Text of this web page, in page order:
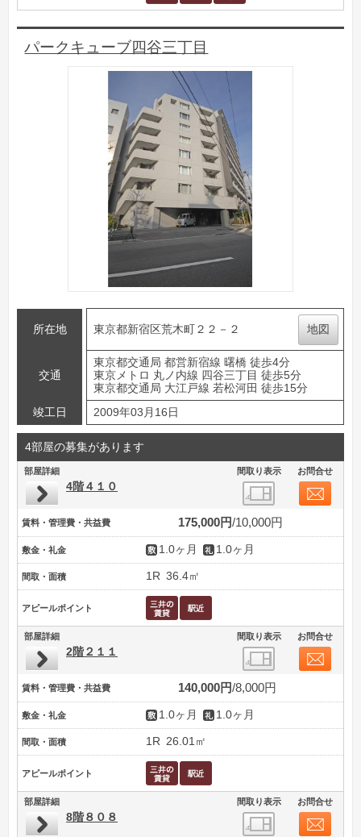
パークキューブ四谷三丁目
所在地 東京都新宿区荒木町２２－２ 地図
交通
東京都交通局 都営新宿線 曙橋 徒歩4分
東京メトロ 丸ノ内線 四谷三丁目 徒歩5分
東京都交通局 大江戸線 若松河田 徒歩15分
竣工日
2009年03月16日
4部屋の募集があります
部屋詳細 間取り表示 お問合せ
4階４１０
賃料・管理費・共益費 175,000円 10,000円
敷金・礼金 1.0ヶ月 1.0ヶ月
間取・面積 1R 36.4㎡
アピールポイント
部屋詳細 間取り表示 お問合せ
2階２１１
賃料・管理費・共益費 140,000円 8,000円
敷金・礼金 1.0ヶ月 1.0ヶ月
間取・面積 1R 26.01㎡
アピールポイント
部屋詳細 間取り表示 お問合せ
8階８０８